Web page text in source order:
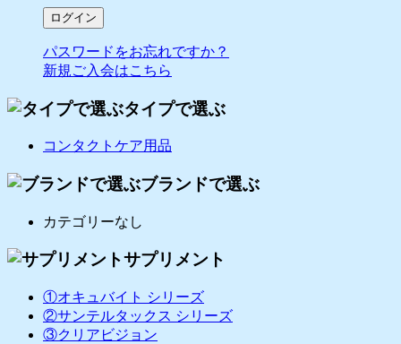
パスワードをお忘れですか？
新規ご入会はこちら
タイプで選ぶ
コンタクトケア用品
ブランドで選ぶ
カテゴリーなし
サプリメント
①オキュバイト シリーズ
②サンテルタックス シリーズ
③クリアビジョン